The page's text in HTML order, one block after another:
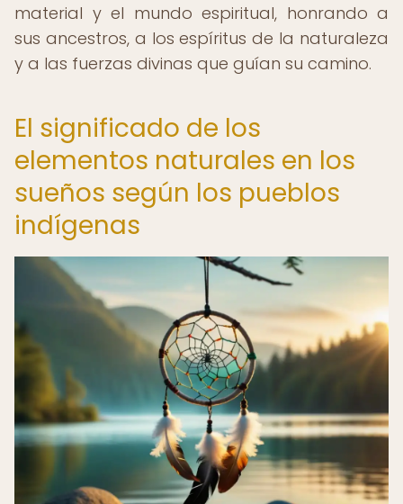
material y el mundo espiritual, honrando a
sus ancestros, a los espíritus de la naturaleza
y a las fuerzas divinas que guían su camino.
El significado de los
elementos naturales en los
sueños según los pueblos
indígenas